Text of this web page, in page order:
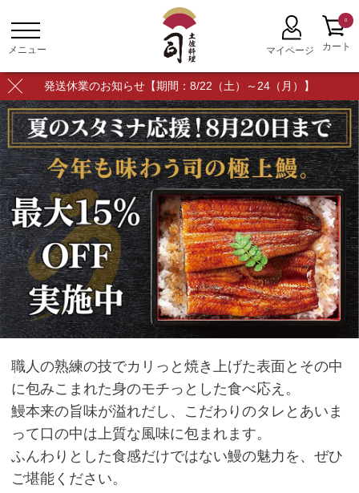
発送休業のお知らせ【期間：8/22（土）～24（月）】
0
職人の熟練の技でカリっと焼き上げた表面とその中
に包みこまれた身のモチっとした食べ応え。
鰻本来の旨味が溢れだし、こだわりのタレとあいま
って口の中は上質な風味に包まれます。
ふんわりとした食感だけではない鰻の魅力を、ぜひ
ご堪能ください。